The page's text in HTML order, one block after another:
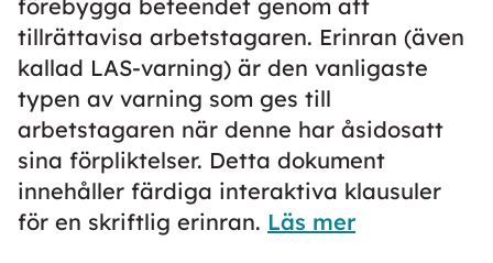
förebygga beteendet genom att
tillrättavisa arbetstagaren. Erinran (även
kallad LAS-varning) är den vanligaste
typen av varning som ges till
arbetstagaren när denne har åsidosatt
sina förpliktelser. Detta dokument
innehåller färdiga interaktiva klausuler
för en skriftlig erinran. Läs mer